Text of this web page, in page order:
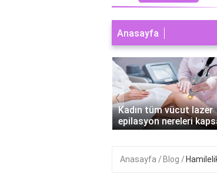
Anasayfa
Erkek tüm vücut lazer
epilasyon kaç seans?
‹
Anasayfa Blog